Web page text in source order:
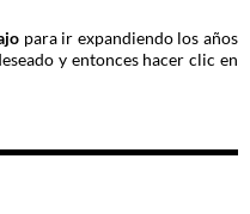
para ir expandiendo los años
y entonces hacer clic en